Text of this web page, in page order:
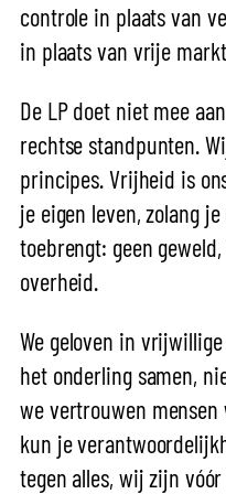
controle in plaats van
in plaats van vrije
De LP doet niet mee
rechtse standpunten.
principes. Vrijheid is
je eigen leven, zolang
toebrengt: geen
overheid.
We geloven in
het onderling samen,
we vertrouwen
kun je
tegen alles, wij zijn